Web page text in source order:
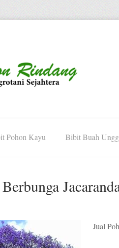
Pohon Kayu Bibit Buah
Jual